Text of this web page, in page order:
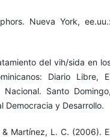
Nueva York,
del vih/sida en
Diario Libre,
Santo
Democracia y Desarrollo.
Martínez, L. C. (2006).